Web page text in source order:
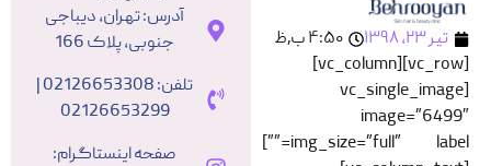
تیر ۲۳, ۱۳۹۸
۴:۵۰ ب٫ظ
[vc_row][vc_column]
[vc_single_image
image=”6499″
img_size=”full” label=””]
آدرس: تهران، دیباجی
جنوبی، پلاک 166
02126653299
صفحه اینستاگرام: